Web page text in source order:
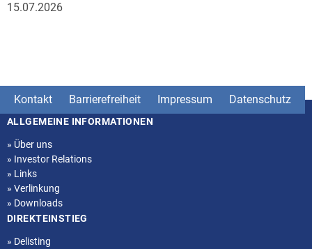
15.07.2026
Kontakt Barrierefreiheit Impressum Datenschutz
Seitenstruktur
ALLGEMEINE INFORMATIONEN
» Über uns
» Investor Relations
» Links
» Verlinkung
» Downloads
DIREKTEINSTIEG
» Delisting